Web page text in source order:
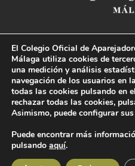
Paseo del
T. 952 225 180 · M. 664
© Colegio Oficial de la Arquitectura
reservados |Condiciones legales|Política
El Colegio Oficial de
Málaga utiliza cookies de
una medición y análisis
navegación de los usuarios en
todas las cookies pulsando en
rechazar todas las cookies,
Asimismo, puede configurar
Puede encontrar más
pulsando aquí.